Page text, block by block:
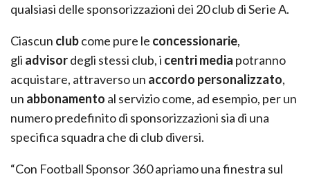
qualsiasi delle sponsorizzazioni dei 20 club di Serie A.
Ciascun clubcome pure le concessionarie,
gli advisordegli stessi club, i centri media potranno
acquistare, attraverso un accordo personalizzato,
un abbonamento al servizio come, ad esempio, per un
numero predefinito di sponsorizzazioni sia di una
specifica squadra che di club diversi.
“Con Football Sponsor 360 apriamo una finestra sul